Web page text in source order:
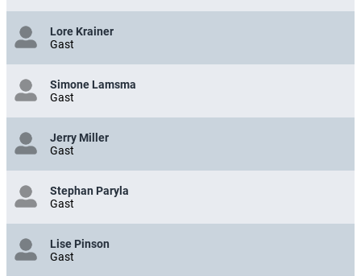
Lore Krainer
Gast
Simone Lamsma
Gast
Jerry Miller
Gast
Stephan Paryla
Gast
Lise Pinson
Gast